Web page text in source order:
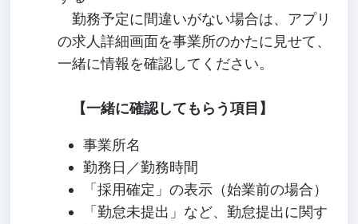
勤務予定に間違いがない場合は、アプリ
の求人詳細画面を事業所のかたに見せて、
一緒に情報を確認してください。
【一緒に確認してもらう項目】
事業所名
勤務日／勤務時間
「採用確定」の表示（始業前の場合）
「勤怠未提出」など、勤怠提出に関す